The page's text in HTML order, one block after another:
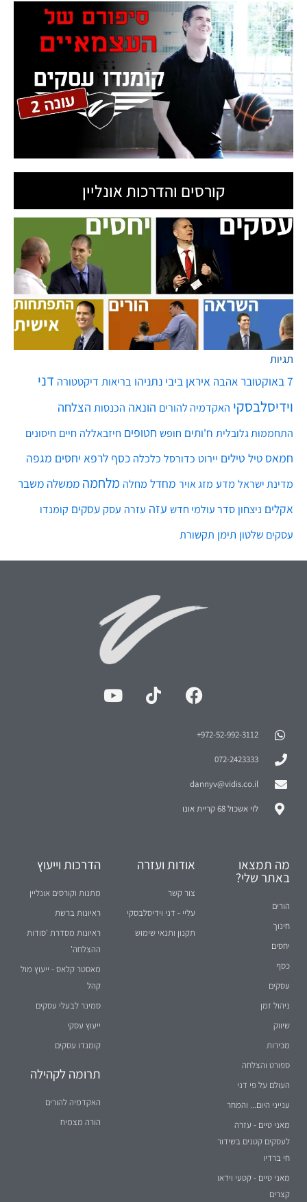
קורסים והדרכות אונליין
תגיות
7 באוקטובר אהבה איראן ביבי נתניהו בריאות דיקטטורה דני
וידיסלבסקי האקדמיה להורים הונאה הכנסות הצלחה
התחממות גלובלית ח'ותים חופש חטופים חיזבאללה חיים חיסונים
חמאס טיל טילים יירוט כדורסל כלכלה כסף לרפא יחסים מגפה
מדינת ישראל מדע מזג אויר מחדל מחלה מלחמה ממשלה משבר
אקלים ניצחון סדר עולמי חדש עזה עזרה עסק עסקים קומנדו
עסקים שלטון תימן תקשורת
972-52-992-3112⁩+
072-2423333
dannyv@vidis.co.il
לוי אשכול 68 קריית אונו
מה תמצאו
באתר שלי?
הורים
חינוך
יחסים
כסף
עסקים
ניהול זמן
שיווק
מכירות
ספורט והצלחה
העולם על פי דני
ענייני היום... והמחר
מאני טיים - עזרה
לעסקים קטנים בשידור
חי ברדיו
מאני טיים - קטעי וידאו
קצרים
אודות ועזרה
צור קשר
עליי - דני וידיסלבסקי
תקנון ותנאי שימוש
הדרכות וייעוץ
מתנות וקורסים אונליין
ראיונות ברשת
ראיונות מסדרת 'סודות
ההצלחה'
מאסטר קלאס - ייעוץ מול
קהל
סמינר לבעלי עסקים
ייעוץ עסקי
קומנדו עסקים
תרומה לקהילה
האקדמיה להורים
הורה מצמיח